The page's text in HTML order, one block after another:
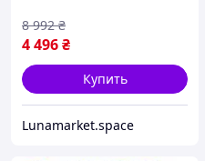
шлифования, QLL
4 496₴
8 992 ₴
Купить
Lunamarket.space